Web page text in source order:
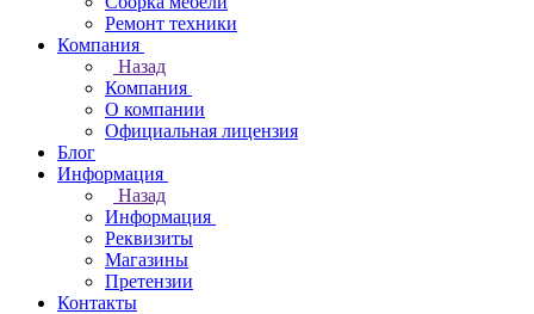
Ремонт техники
Компания
Назад
Компания
О компании
Официальная лицензия
Блог
Информация
Назад
Информация
Реквизиты
Магазины
Претензии
Контакты